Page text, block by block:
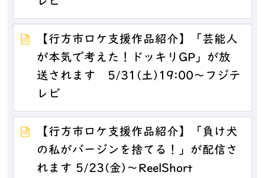
【行方市ロケ支援作品紹介】「芸能人
が本気で考えた！ドッキリGP」が放
送されます 5/31(土)19:00～フジテ
レビ
【行方市ロケ支援作品紹介】「負け犬
の私がバージンを捨てる！」が配信さ
れます 5/23(金)～ReelShort